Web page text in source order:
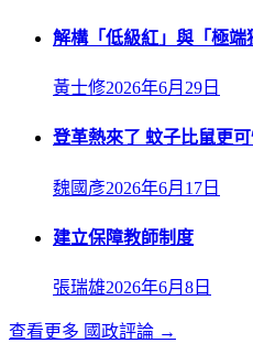
解構「低級紅」與「極
黃士修2026年6月29日
登革熱來了 蚊子比鼠更
魏國彥2026年6月17日
建立保障教師制度
張瑞雄2026年6月8日
查看更多 國政評論 →